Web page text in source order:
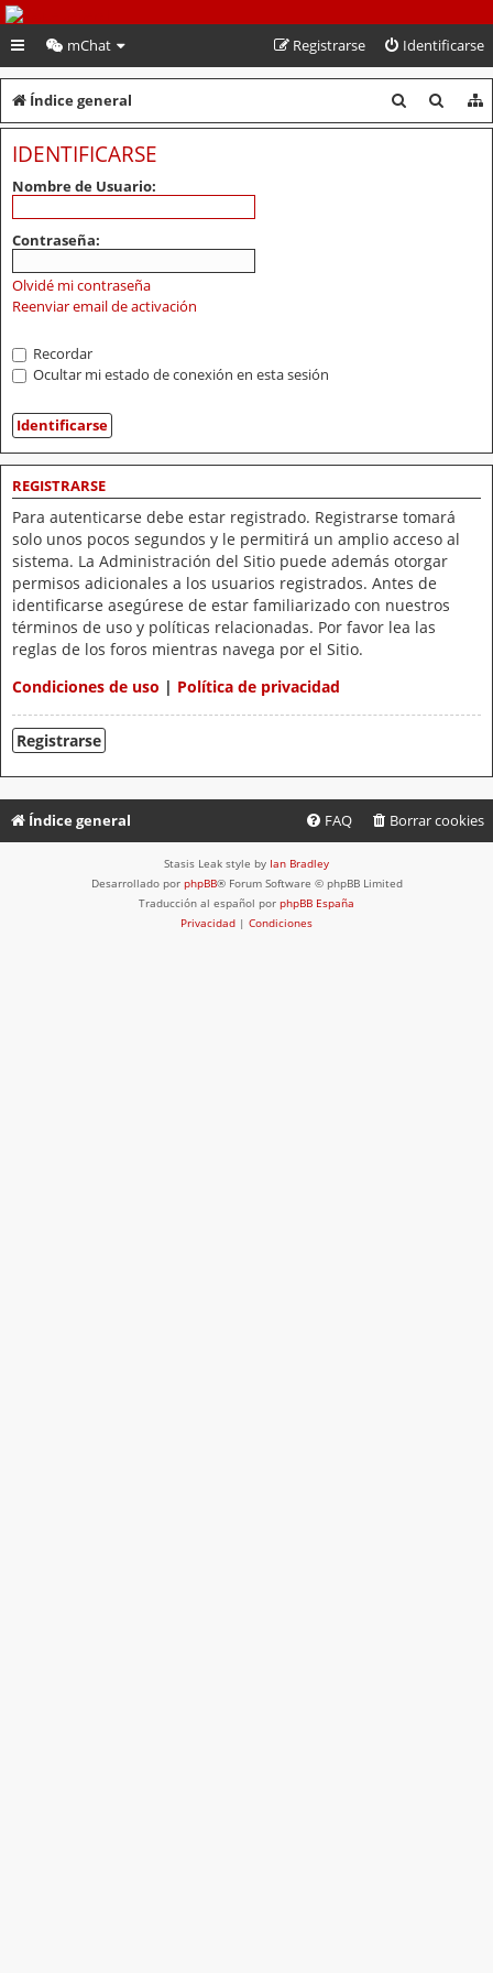
PeruVoley.com
mChat Identificarse
Registrarse
Índice general
u
u
IDENTIFICARSE
Nombre de Usuario:
Contraseña:
Olvidé mi contraseña
Reenviar email de activación
Recordar
Ocultar mi estado de conexión en esta sesión
REGISTRARSE
Para autenticarse debe estar registrado. Registrarse tomará
solo unos pocos segundos y le permitirá un amplio acceso al
sistema. La Administración del Sitio puede además otorgar
permisos adicionales a los usuarios registrados. Antes de
identificarse asegúrese de estar familiarizado con nuestros
términos de uso y políticas relacionadas. Por favor lea las
reglas de los foros mientras navega por el Sitio.
Condiciones de uso | Política de privacidad
Registrarse
Índice general Borrar cookies
FAQ
Stasis Leak style by Ian Bradley
Desarrollado por phpBB® Forum Software © phpBB Limited
Traducción al español por phpBB España
Privacidad | Condiciones